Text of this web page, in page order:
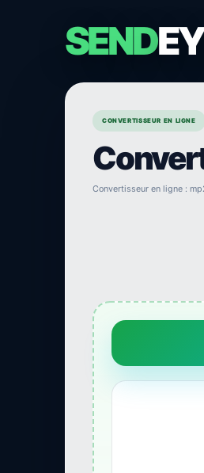
SEND
CONVERTISSEUR EN LIGNE
Convertisseur en ligne :